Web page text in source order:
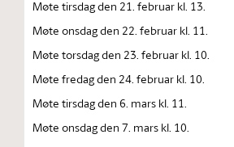
Møte tirsdag den 21. februar kl. 13.
Møte onsdag den 22. februar kl. 11.
Møte torsdag den 23. februar kl. 10.
Møte fredag den 24. februar kl. 10.
Møte tirsdag den 6. mars kl. 11.
Møte onsdag den 7. mars kl. 10.